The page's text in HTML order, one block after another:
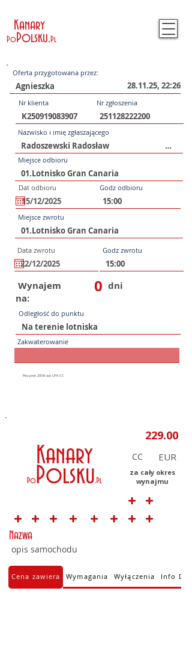
Kanary
PoPolsku.Pl
Oferta przygotowana przez:
28.11.25, 22:26
Nr klienta Nr zgłoszenia
Nazwisko i imię zgłaszającego
Miejsce odbioru
Dat odbioru Godz odbioru
Miejsce zwrotu
Data zwrotu Godz zwrotu
Wynajem
na:
0 dni
Odległość do punktu
Zakwaterowanie
CC
za cały okres
wynajmu
Nazwa
opis samochodu
Cena zawiera Wymagania Wyłączenia Info